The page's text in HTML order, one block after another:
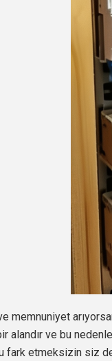
memnuniyet
alandır ve bu
fark etmeksizin siz